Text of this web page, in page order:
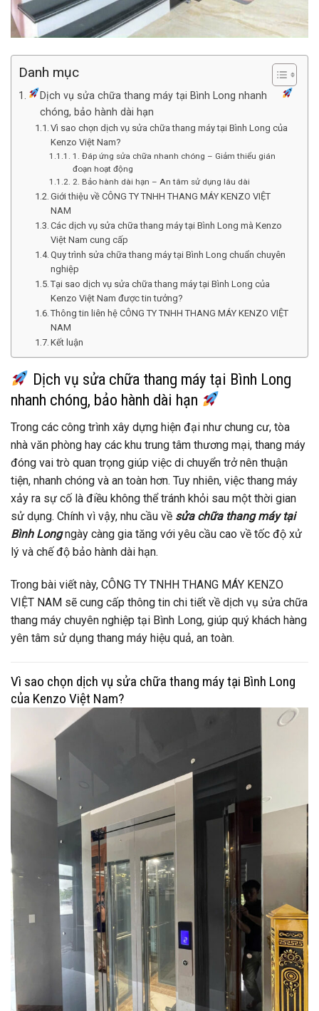
Danh mục
Dịch vụ sửa chữa thang máy tại Bình Long nhanh
chóng, bảo hành dài hạn
Vì sao chọn dịch vụ sửa chữa thang máy tại Bình Long của
Kenzo Việt Nam?
1. Đáp ứng sửa chữa nhanh chóng – Giảm thiểu gián
đoạn hoạt động
2. Bảo hành dài hạn – An tâm sử dụng lâu dài
Giới thiệu về CÔNG TY TNHH THANG MÁY KENZO VIỆT
NAM
Các dịch vụ sửa chữa thang máy tại Bình Long mà Kenzo
Việt Nam cung cấp
Quy trình sửa chữa thang máy tại Bình Long chuẩn chuyên
nghiệp
Tại sao dịch vụ sửa chữa thang máy tại Bình Long của
Kenzo Việt Nam được tin tưởng?
Thông tin liên hệ CÔNG TY TNHH THANG MÁY KENZO VIỆT
NAM
Kết luận
Dịch vụ sửa chữa thang máy tại Bình Long
nhanh chóng, bảo hành dài hạn
Trong các công trình xây dựng hiện đại như chung cư, tòa
nhà văn phòng hay các khu trung tâm thương mại, thang máy
đóng vai trò quan trọng giúp việc di chuyển trở nên thuận
tiện, nhanh chóng và an toàn hơn. Tuy nhiên, việc thang máy
xảy ra sự cố là điều không thể tránh khỏi sau một thời gian
sử dụng. Chính vì vậy, nhu cầu về sửa chữa thang máy tại
Bình Longngày càng gia tăng với yêu cầu cao về tốc độ xử
lý và chế độ bảo hành dài hạn.
Trong bài viết này, CÔNG TY TNHH THANG MÁY KENZO
VIỆT NAM sẽ cung cấp thông tin chi tiết về dịch vụ sửa chữa
thang máy chuyên nghiệp tại Bình Long, giúp quý khách hàng
yên tâm sử dụng thang máy hiệu quả, an toàn.
Vì sao chọn dịch vụ sửa chữa thang máy tại Bình Long
của Kenzo Việt Nam?